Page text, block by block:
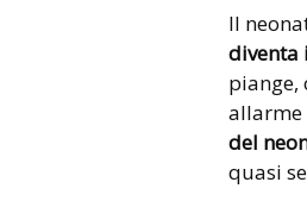
Il
diventa
piange,
allarme
del
quasi